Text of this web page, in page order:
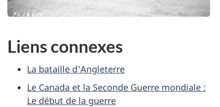
Liens connexes
La bataille d'Angleterre
Le Canada et la Seconde Guerre mondiale :
Le début de la guerre